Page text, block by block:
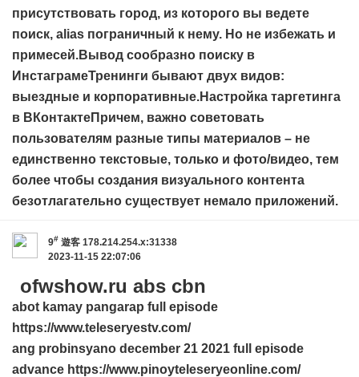
присутствовать город, из которого вы ведете
поиск, alias пограничный к нему. Но не избежать и
примесей.Вывод сообразно поиску в
ИнстаграмеТренинги бывают двух видов:
выездные и корпоративные.Настройка таргетинга
в ВКонтактеПричем, важно советовать
пользователям разные типы материалов – не
единственно текстовые, только и фото/видео, тем
более чтобы создания визуального контента
безотлагательно существует немало приложений.
9# 遊客 178.214.254.x:31338
2023-11-15 22:07:06
ofwshow.ru abs cbn
abot kamay pangarap full episode
https://www.teleseryestv.com/
ang probinsyano december 21 2021 full episode
advance https://www.pinoyteleseryeonline.com/